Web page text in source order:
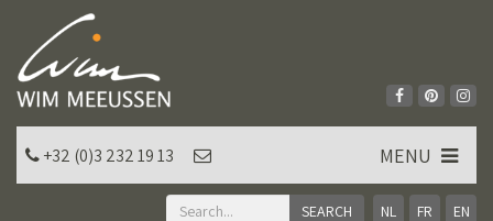
NL FR EN
+32 (0)3 232 19 13 MENU